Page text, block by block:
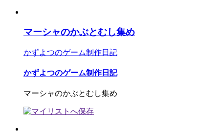
マーシャのかぶとむし集め
かずよつのゲーム制作日記
かずよつのゲーム制作日記
マーシャのかぶとむし集め